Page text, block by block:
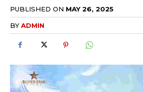
PUBLISHED ON MAY 26, 2025
BYADMIN